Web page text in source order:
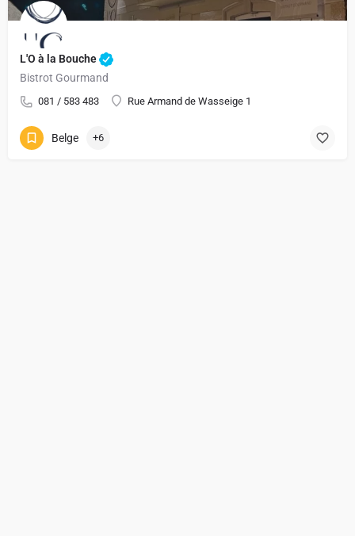
L'O à la Bouche
Bistrot Gourmand
081 / 583 483 Rue Armand de Wasseige 1
Belge +6